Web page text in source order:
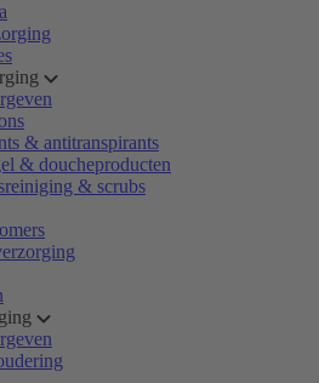
& antitranspirants
& doucheproducten
& scrubs